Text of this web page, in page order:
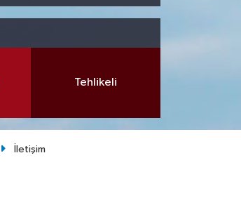
Tehlikeli
İletişim